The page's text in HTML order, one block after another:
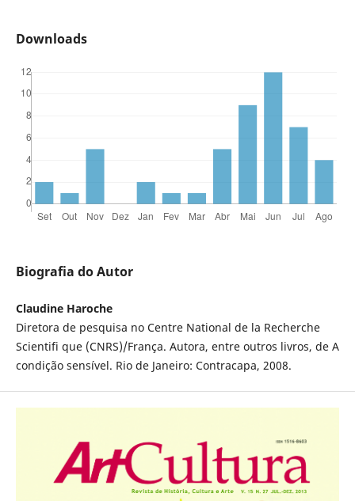
Downloads
Biografia do Autor
Claudine Haroche
Diretora de pesquisa no Centre National de la Recherche
Scientifi que (CNRS)/França. Autora, entre outros livros, de A
condição sensível. Rio de Janeiro: Contracapa, 2008.